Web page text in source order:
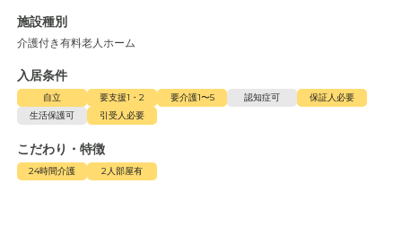
施設種別
介護付き有料老人ホーム
入居条件
自立 要支援1・2 要介護1〜5 認知症可
保証人必要
生活保護可
引受人必要
こだわり・特徴
24時間介護 2人部屋有